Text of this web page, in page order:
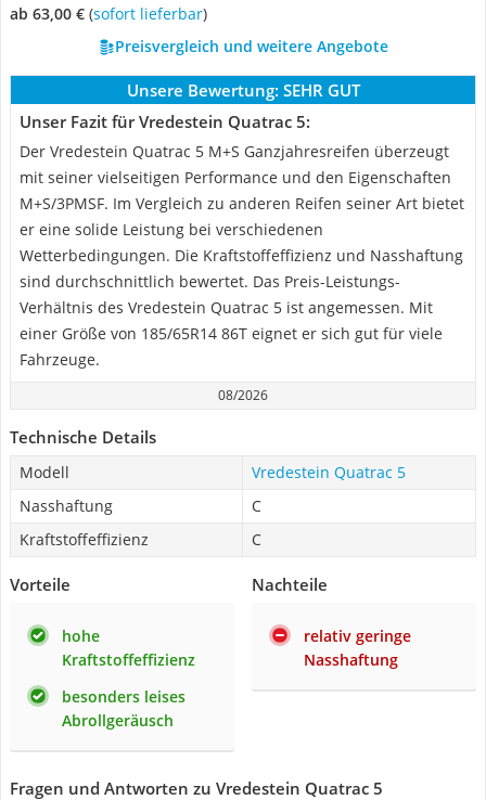
ab 63,00 € ( Sofort lieferbar)
Preisvergleich und weitere Angebote
Unsere Bewertung: SEHR GUT
Unser Fazit für Vredestein Quatrac 5:
Der Vredestein Quatrac 5 M+S Ganzjahresreifen überzeugt
mit seiner vielseitigen Performance und den Eigenschaften
M+S/3PMSF. Im Vergleich zu anderen Reifen seiner Art bietet
er eine solide Leistung bei verschiedenen
Wetterbedingungen. Die Kraftstoffeffizienz und Nasshaftung
sind durchschnittlich bewertet. Das Preis-Leistungs-
Verhältnis des Vredestein Quatrac 5 ist angemessen. Mit
einer Größe von 185/65R14 86T eignet er sich gut für viele
Fahrzeuge.
08/2026
Technische Details
Modell
Vredestein Quatrac 5
Nasshaftung
C
Kraftstoffeffizienz
C
Vorteile
hohe
Kraftstoffeffizienz
besonders leises
Abrollgeräusch
Nachteile
relativ geringe
Nasshaftung
Fragen und Antworten zu Vredestein Quatrac 5